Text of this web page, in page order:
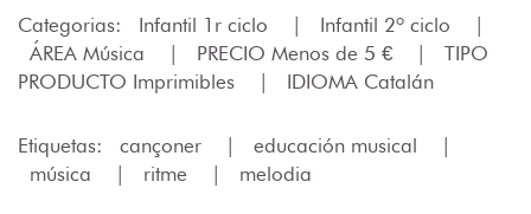
Categorias: Infantil 1r ciclo | Infantil 2º ciclo
|
ÁREA Música
| PRECIO Menos de 5 € |
TIPO
PRODUCTO Imprimibles
| IDIOMA Catalán
Etiquetas: cançoner | educación musical
|
música
| ritme | melodia